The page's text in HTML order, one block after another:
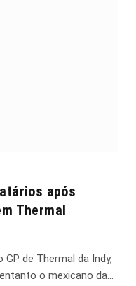
após
Thermal
de Thermal da Indy,
o mexicano da…